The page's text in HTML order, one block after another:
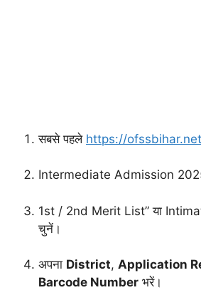
सबसे पहले https://ofssbihar.net
Intermediate Admission
1st / 2nd Merit List” या
चुनें।
अपना District, Application
Barcode Number भरें।